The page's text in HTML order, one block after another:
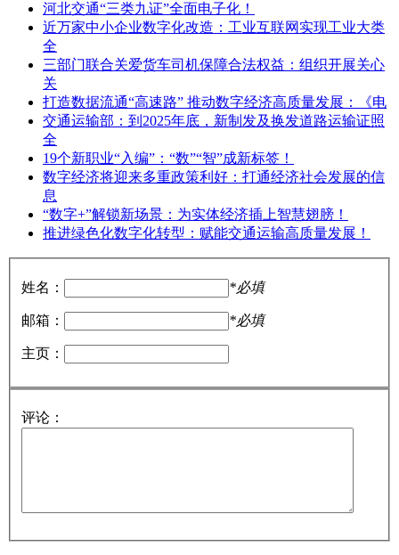
河北交通“三类九证”全面电子化！
近万家中小企业数字化改造：工业互联网实现工业大类
全
三部门联合关爱货车司机保障合法权益：组织开展关心
关
打造数据流通“高速路” 推动数字经济高质量发展：《电
交通运输部：到2025年底，新制发及换发道路运输证照
全
19个新职业“入编”：“数”“智”成新标签！
数字经济将迎来多重政策利好：打通经济社会发展的信
息
“数字+”解锁新场景：为实体经济插上智慧翅膀！
推进绿色化数字化转型：赋能交通运输高质量发展！
姓名： *必填
邮箱： *必填
主页：
评论：